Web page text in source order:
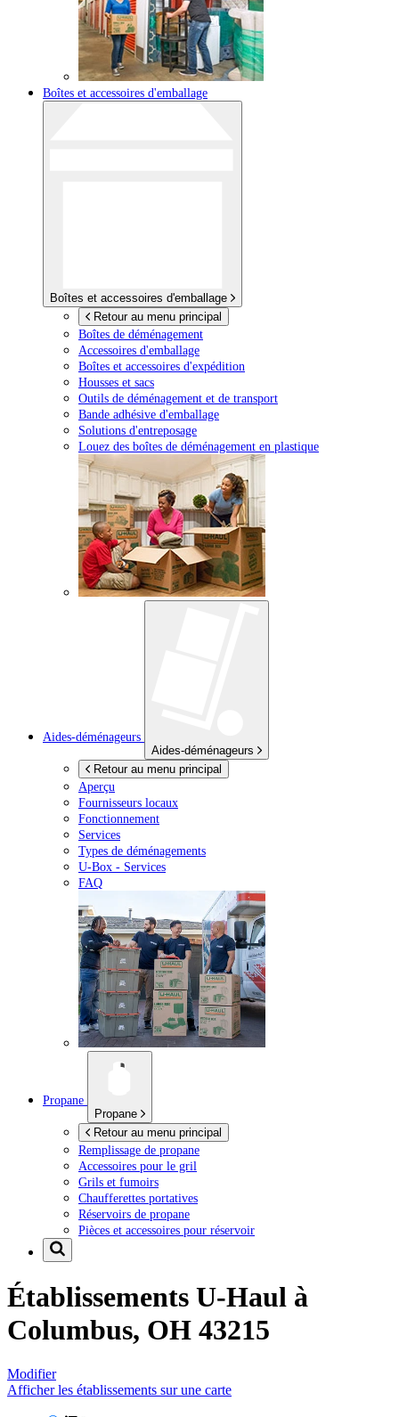
Boîtes et accessoires d'emballage
Boîtes et accessoires d'emballage
Retour au menu principal
Boîtes de déménagement
Accessoires d'emballage
Boîtes et accessoires d'expédition
Housses et sacs
Outils de déménagement et de transport
Bande adhésive d'emballage
Solutions d'entreposage
Louez des boîtes de déménagement en plastique
Aides-déménageurs
Aides-déménageurs
Retour au menu principal
Aperçu
Fournisseurs locaux
Fonctionnement
Services
Types de déménagements
U-Box - Services
FAQ
Propane
Propane
Retour au menu principal
Remplissage de propane
Accessoires pour le gril
Grils et fumoirs
Chaufferettes portatives
Réservoirs de propane
Pièces et accessoires pour réservoir
Établissements U-Haul à
Columbus, OH 43215
Modifier
Afficher les établissements sur une carte